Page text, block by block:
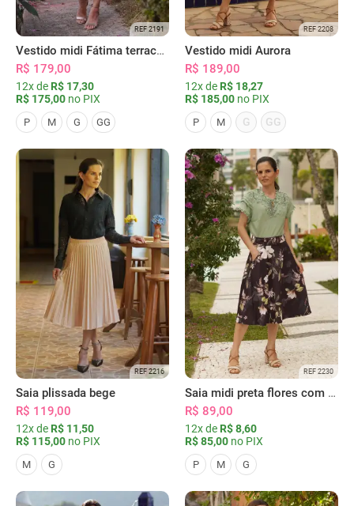
REF 2191
Vestido midi Fátima terracota
R$ 179,00
12x de R$ 17,30
R$ 175,00 no PIX
P M G GG
REF 2208
Vestido midi Aurora
R$ 189,00
12x de R$ 18,27
R$ 185,00 no PIX
P M G GG
REF 2216
Saia plissada bege
R$ 119,00
12x de R$ 11,50
R$ 115,00 no PIX
M G
REF 2230
Saia midi preta flores com bolsos
R$ 89,00
12x de R$ 8,60
R$ 85,00 no PIX
P M G